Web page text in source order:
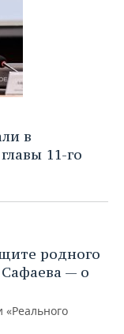
в
11-го
родного
— о